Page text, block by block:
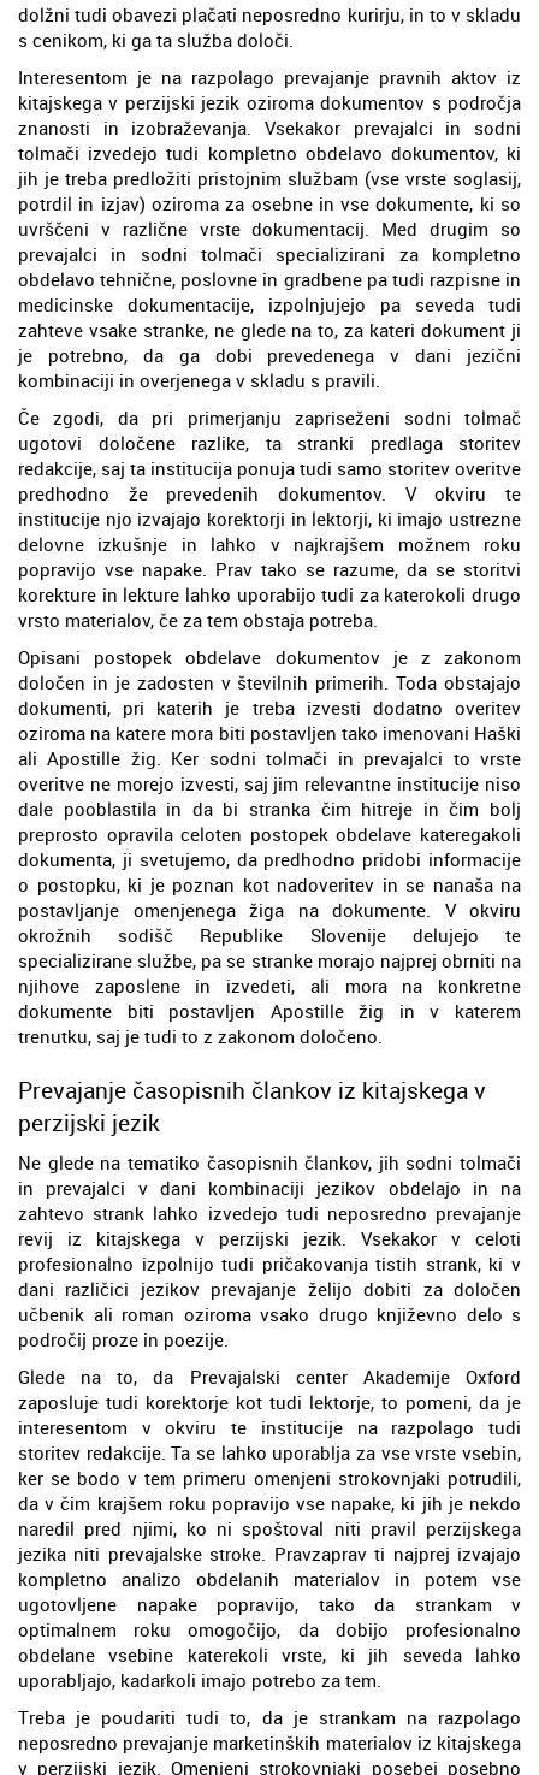
dolžni tudi obavezi plačati neposredno kurirju, in to v skladu
s cenikom, ki ga ta služba določi.
Interesentom je na razpolago prevajanje pravnih aktov iz
kitajskega v perzijski jezik oziroma dokumentov s področja
znanosti in izobraževanja. Vsekakor prevajalci in sodni
tolmači izvedejo tudi kompletno obdelavo dokumentov, ki
jih je treba predložiti pristojnim službam (vse vrste soglasij,
potrdil in izjav) oziroma za osebne in vse dokumente, ki so
uvrščeni v različne vrste dokumentacij. Med drugim so
prevajalci in sodni tolmači specializirani za kompletno
obdelavo tehnične, poslovne in gradbene pa tudi razpisne in
medicinske dokumentacije, izpolnjujejo pa seveda tudi
zahteve vsake stranke, ne glede na to, za kateri dokument ji
je potrebno, da ga dobi prevedenega v dani jezični
kombinaciji in overjenega v skladu s pravili.
Če zgodi, da pri primerjanju zapriseženi sodni tolmač
ugotovi določene razlike, ta stranki predlaga storitev
redakcije, saj ta institucija ponuja tudi samo storitev overitve
predhodno že prevedenih dokumentov. V okviru te
institucije njo izvajajo korektorji in lektorji, ki imajo ustrezne
delovne izkušnje in lahko v najkrajšem možnem roku
popravijo vse napake. Prav tako se razume, da se storitvi
korekture in lekture lahko uporabijo tudi za katerokoli drugo
vrsto materialov, če za tem obstaja potreba.
Opisani postopek obdelave dokumentov je z zakonom
določen in je zadosten v številnih primerih. Toda obstajajo
dokumenti, pri katerih je treba izvesti dodatno overitev
oziroma na katere mora biti postavljen tako imenovani Haški
ali Apostille žig. Ker sodni tolmači in prevajalci to vrste
overitve ne morejo izvesti, saj jim relevantne institucije niso
dale pooblastila in da bi stranka čim hitreje in čim bolj
preprosto opravila celoten postopek obdelave kateregakoli
dokumenta, ji svetujemo, da predhodno pridobi informacije
o postopku, ki je poznan kot nadoveritev in se nanaša na
postavljanje omenjenega žiga na dokumente. V okviru
okrožnih sodišč Republike Slovenije delujejo te
specializirane službe, pa se stranke morajo najprej obrniti na
njihove zaposlene in izvedeti, ali mora na konkretne
dokumente biti postavljen Apostille žig in v katerem
trenutku, saj je tudi to z zakonom določeno.
Prevajanje časopisnih člankov iz kitajskega v
perzijski jezik
Ne glede na tematiko časopisnih člankov, jih sodni tolmači
in prevajalci v dani kombinaciji jezikov obdelajo in na
zahtevo strank lahko izvedejo tudi neposredno prevajanje
revij iz kitajskega v perzijski jezik. Vsekakor v celoti
profesionalno izpolnijo tudi pričakovanja tistih strank, ki v
dani različici jezikov prevajanje želijo dobiti za določen
učbenik ali roman oziroma vsako drugo književno delo s
področij proze in poezije.
Glede na to, da Prevajalski center Akademije Oxford
zaposluje tudi korektorje kot tudi lektorje, to pomeni, da je
interesentom v okviru te institucije na razpolago tudi
storitev redakcije. Ta se lahko uporablja za vse vrste vsebin,
ker se bodo v tem primeru omenjeni strokovnjaki potrudili,
da v čim krajšem roku popravijo vse napake, ki jih je nekdo
naredil pred njimi, ko ni spoštoval niti pravil perzijskega
jezika niti prevajalske stroke. Pravzaprav ti najprej izvajajo
kompletno analizo obdelanih materialov in potem vse
ugotovljene napake popravijo, tako da strankam v
optimalnem roku omogočijo, da dobijo profesionalno
obdelane vsebine katerekoli vrste, ki jih seveda lahko
uporabljajo, kadarkoli imajo potrebo za tem.
Treba je poudariti tudi to, da je strankam na razpolago
neposredno prevajanje marketinških materialov iz kitajskega
v perzijski jezik. Omenjeni strokovnjaki posebej posebno